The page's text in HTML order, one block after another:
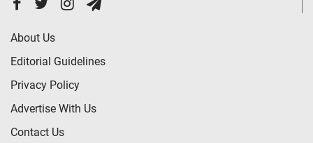
About Us
Editorial Guidelines
Privacy Policy
Advertise With Us
Contact Us